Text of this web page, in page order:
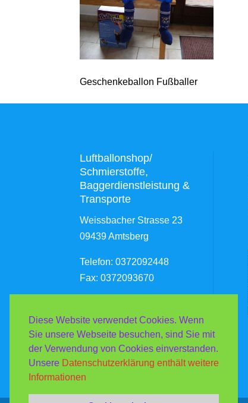
Diese Website verwendet Cookies. Wenn
Sie unsere Webseite besuchen, sind Sie mit
der Verwendung von Cookies einverstanden.
Unsere Datenschutzerklärung enthält weitere
Informationen
Geschenkeballon Fußballer
Luftballonshop/
Schmierstoffe,
Baggerdienstleistung &
Transporte
Weissbacher Strasse 23
09439 Amtsberg
Telefon: 0372092448
Fax: 0372093670